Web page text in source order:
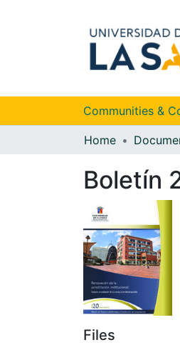
Communities &
Home
Boletín
Files